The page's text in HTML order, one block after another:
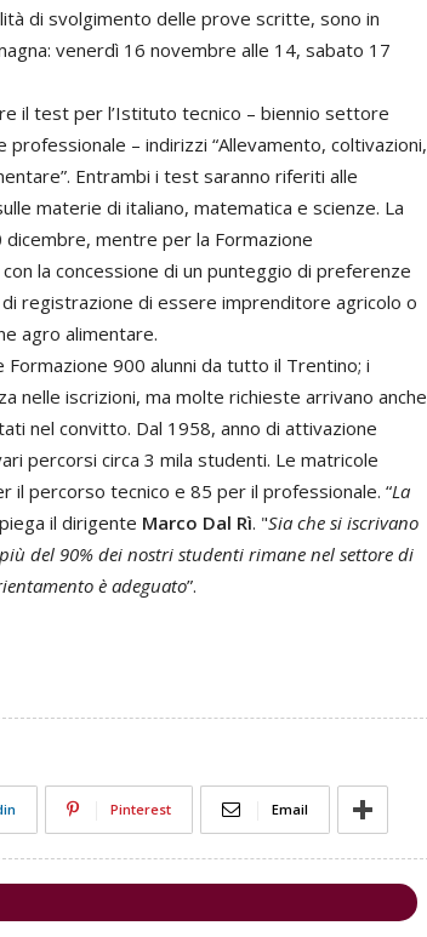
di svolgimento delle prove scritte, sono in
venerdì 16 novembre alle 14, sabato 17
il test per l’Istituto tecnico – biennio settore
– indirizzi “Allevamento, coltivazioni,
Entrambi i test saranno riferiti alle
materie di italiano, matematica e scienze. La
mentre per la Formazione
la concessione di un punteggio di preferenze
registrazione di essere imprenditore agricolo o
agro alimentare.
900 alunni da tutto il Trentino; i
nelle iscrizioni, ma molte richieste arrivano anche
nel convitto. Dal 1958, anno di attivazione
percorsi circa 3 mila studenti. Le matricole
il percorso tecnico e 85 per il professionale. “La
il dirigente Marco Dal Rì. "Sia che si iscrivano
del 90% dei nostri studenti rimane nel settore di
è adeguato”.
Pinterest Email